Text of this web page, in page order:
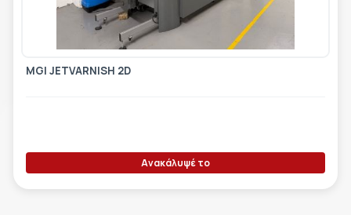
ΕΡΓΑΛΕΊΑ - ΑΞΕΣΟΥΆΡ
ΕΤΙΚΈΤΑ - ΕΎΚΑΜΠΤΗ ΣΥΣΚΕΥΑΣΊΑ
ΤΕΧΝΙΚΆ ΣΧΈΔΙΑ
MGI JETVARNISH 2D
Ανακάλυψέ το